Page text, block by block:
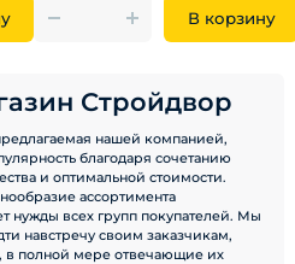
В корзину
Стройдвор
нашей компанией,
благодаря сочетанию
и оптимальной стоимости.
ассортимента
нужды всех групп покупателей. Мы
навстречу своим заказчикам,
в полной мере отвечающие их